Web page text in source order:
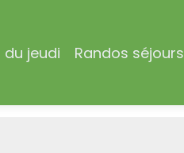
du jeudi Randos séjours